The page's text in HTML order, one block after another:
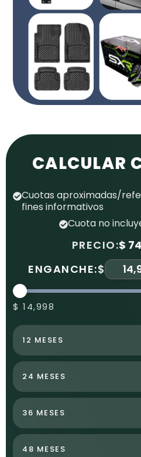
CALCULAR
Cuotas aproximadas/
fines informativos
Cuota no
PRECIO:$
ENGANCHE:$
$ 14,998
12 MESES
24 MESES
36 MESES
48 MESES